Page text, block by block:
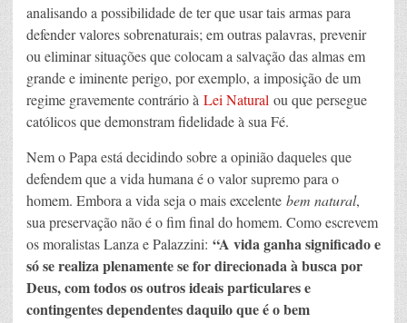
analisando a possibilidade de ter que usar tais armas para
defender valores sobrenaturais; em outras palavras, prevenir
ou eliminar situações que colocam a salvação das almas em
grande e iminente perigo, por exemplo, a imposição de um
regime gravemente contrário à Lei Natural ou que persegue
católicos que demonstram fidelidade à sua Fé.
Nem o Papa está decidindo sobre a opinião daqueles que
defendem que a vida humana é o valor supremo para o
homem. Embora a vida seja o mais excelente bem natural,
sua preservação não é o fim final do homem. Como escrevem
os moralistas Lanza e Palazzini: “A vida ganha significado e
só se realiza plenamente se for direcionada à busca por
Deus, com todos os outros ideais particulares e
contingentes dependentes daquilo que é o bem